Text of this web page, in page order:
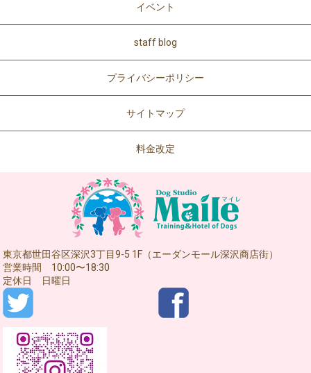
イベント
staff blog
プライバシーポリシー
サイトマップ
料金改定
東京都世田谷区深沢3丁目9-5 1F（エーダンモール深沢商店街）
営業時間 10:00〜18:30
定休日 日曜日